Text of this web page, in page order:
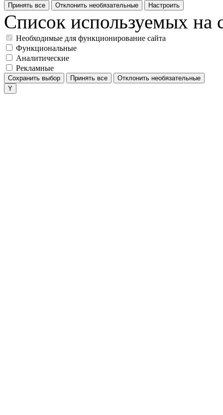
Принять все Отклонить необязательные Настроить
Список используемых на
Необходимые для функционирование сайта
Функциональные
Аналитические
Рекламные
Сохранить выбор Принять все Отклонить необязательные